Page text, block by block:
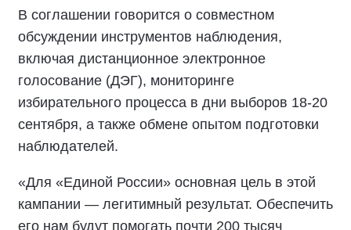
В соглашении говорится о совместном
обсуждении инструментов наблюдения,
включая дистанционное электронное
голосование (ДЭГ), мониторинге
избирательного процесса в дни выборов 18-20
сентября, а также обмене опытом подготовки
наблюдателей.
«Для «Единой России» основная цель в этой
кампании — легитимный результат. Обеспечить
его нам будут помогать почти 200 тысяч